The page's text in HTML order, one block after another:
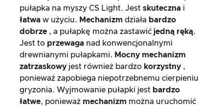
pułapka na myszy CS Light. Jest skuteczna i
łatwa w użyciu. Mechanizm działa bardzo
dobrze , a pułapkę można zastawić jedną ręką.
Jest to przewaga nad konwencjonalnymi
drewnianymi pułapkami. Mocny mechanizm
zatrzaskowy jest również bardzo korzystny ,
ponieważ zapobiega niepotrzebnemu cierpieniu
gryzonia. Wyjmowanie pułapki jest bardzo
łatwe, ponieważ mechanizm można uruchomić